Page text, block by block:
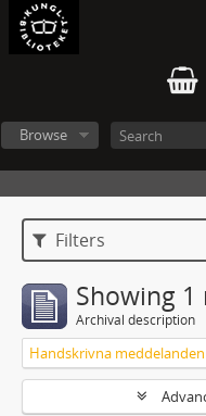
Browse
Filters
Showing 1
Archival description